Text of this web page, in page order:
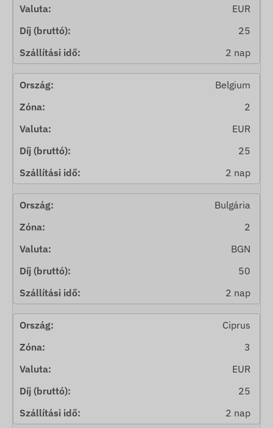
EUR
25
2 nap
Belgium
2
EUR
25
2 nap
Bulgária
2
BGN
50
2 nap
Ciprus
3
EUR
25
2 nap